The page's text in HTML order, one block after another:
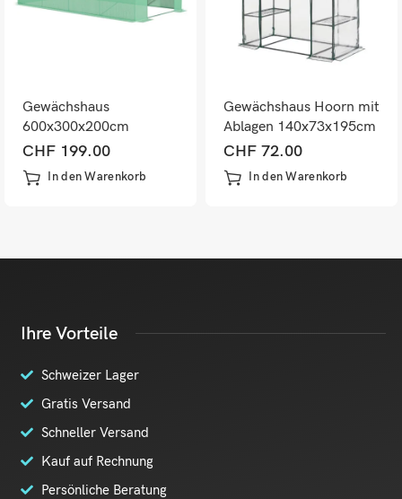
Gewächshaus
600x300x200cm
Folientunnel
Tomatenhaus
CHF 199.00
In den Warenkorb
Gewächshaus Hoorn mit
Ablagen 140x73x195cm
CHF 72.00
In den Warenkorb
Ihre Vorteile
Schweizer Lager
Gratis Versand
Schneller Versand
Kauf auf Rechnung
Persönliche Beratung